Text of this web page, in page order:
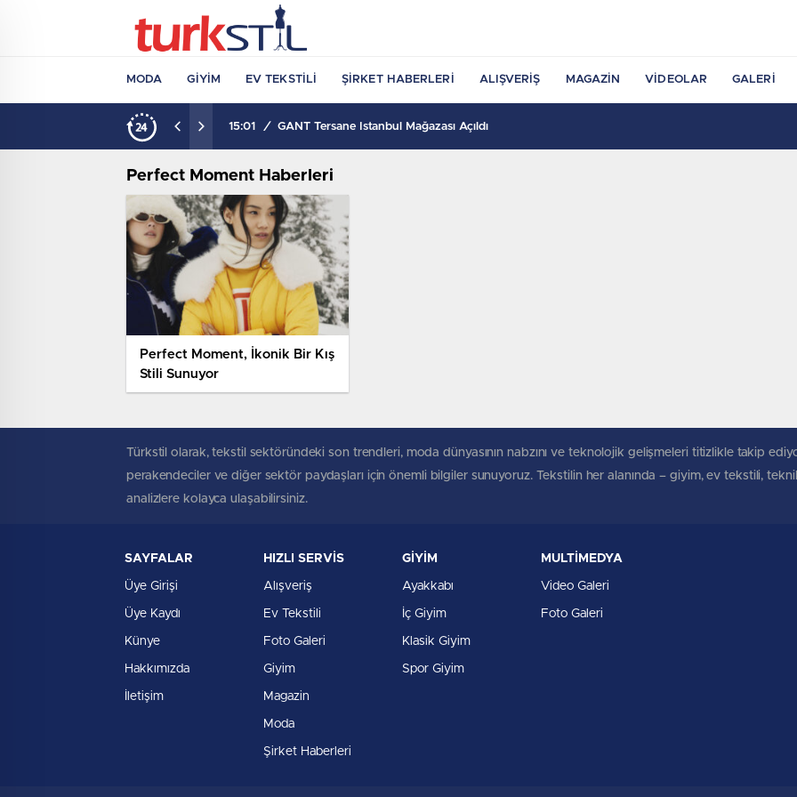
MODA GIYIM EV TEKSTILI ŞIRKET HABERLERI ALIŞVERIŞ MAGAZIN VIDEOLAR GALERI
15:01 / GANT Tersane İstanbul Mağazası Açıldı
Perfect Moment Haberleri
Perfect Moment, İkonik Bir Kış
Stili Sunuyor
Türkstil olarak, tekstil sektöründeki son trendleri, moda dünyasının nabzını ve teknolojik gelişmeleri titizlikle takip
perakendeciler ve diğer sektör paydaşları için önemli bilgiler sunuyoruz. Tekstilin her alanında – giyim, ev tekstili,
analizlere kolayca ulaşabilirsiniz.
SAYFALAR
Üye Girişi
Üye Kaydı
Künye
Hakkımızda
İletişim
HIZLI SERVİS
Alışveriş
Ev Tekstili
Foto Galeri
Giyim
Magazin
Moda
Şirket Haberleri
GİYİM
Ayakkabı
İç Giyim
Klasik Giyim
Spor Giyim
MULTİMEDYA
Video Galeri
Foto Galeri